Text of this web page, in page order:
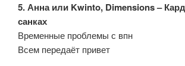
5. Анна или Kwinto, Dimensions –
санках
Временные проблемы с впн
Всем передаёт привет